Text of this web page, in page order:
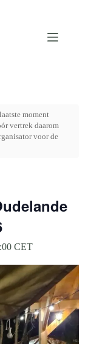
moment
vertrek daarom
voor de
CET